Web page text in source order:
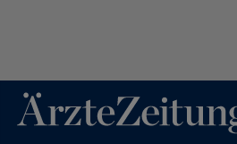
Direkt zum Inhaltsbereich